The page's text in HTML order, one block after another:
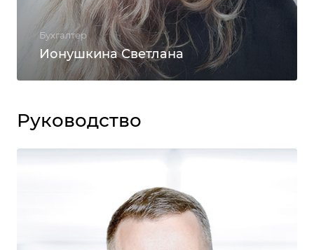
Бухгалтер
Ионушкина Светлана
Руководство